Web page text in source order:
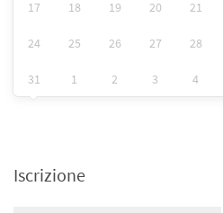
17 18 19 20 21
24 25 26 27 28
31 1 2 3 4
Iscrizione